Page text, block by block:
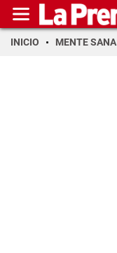
INICIO MENTE SANA